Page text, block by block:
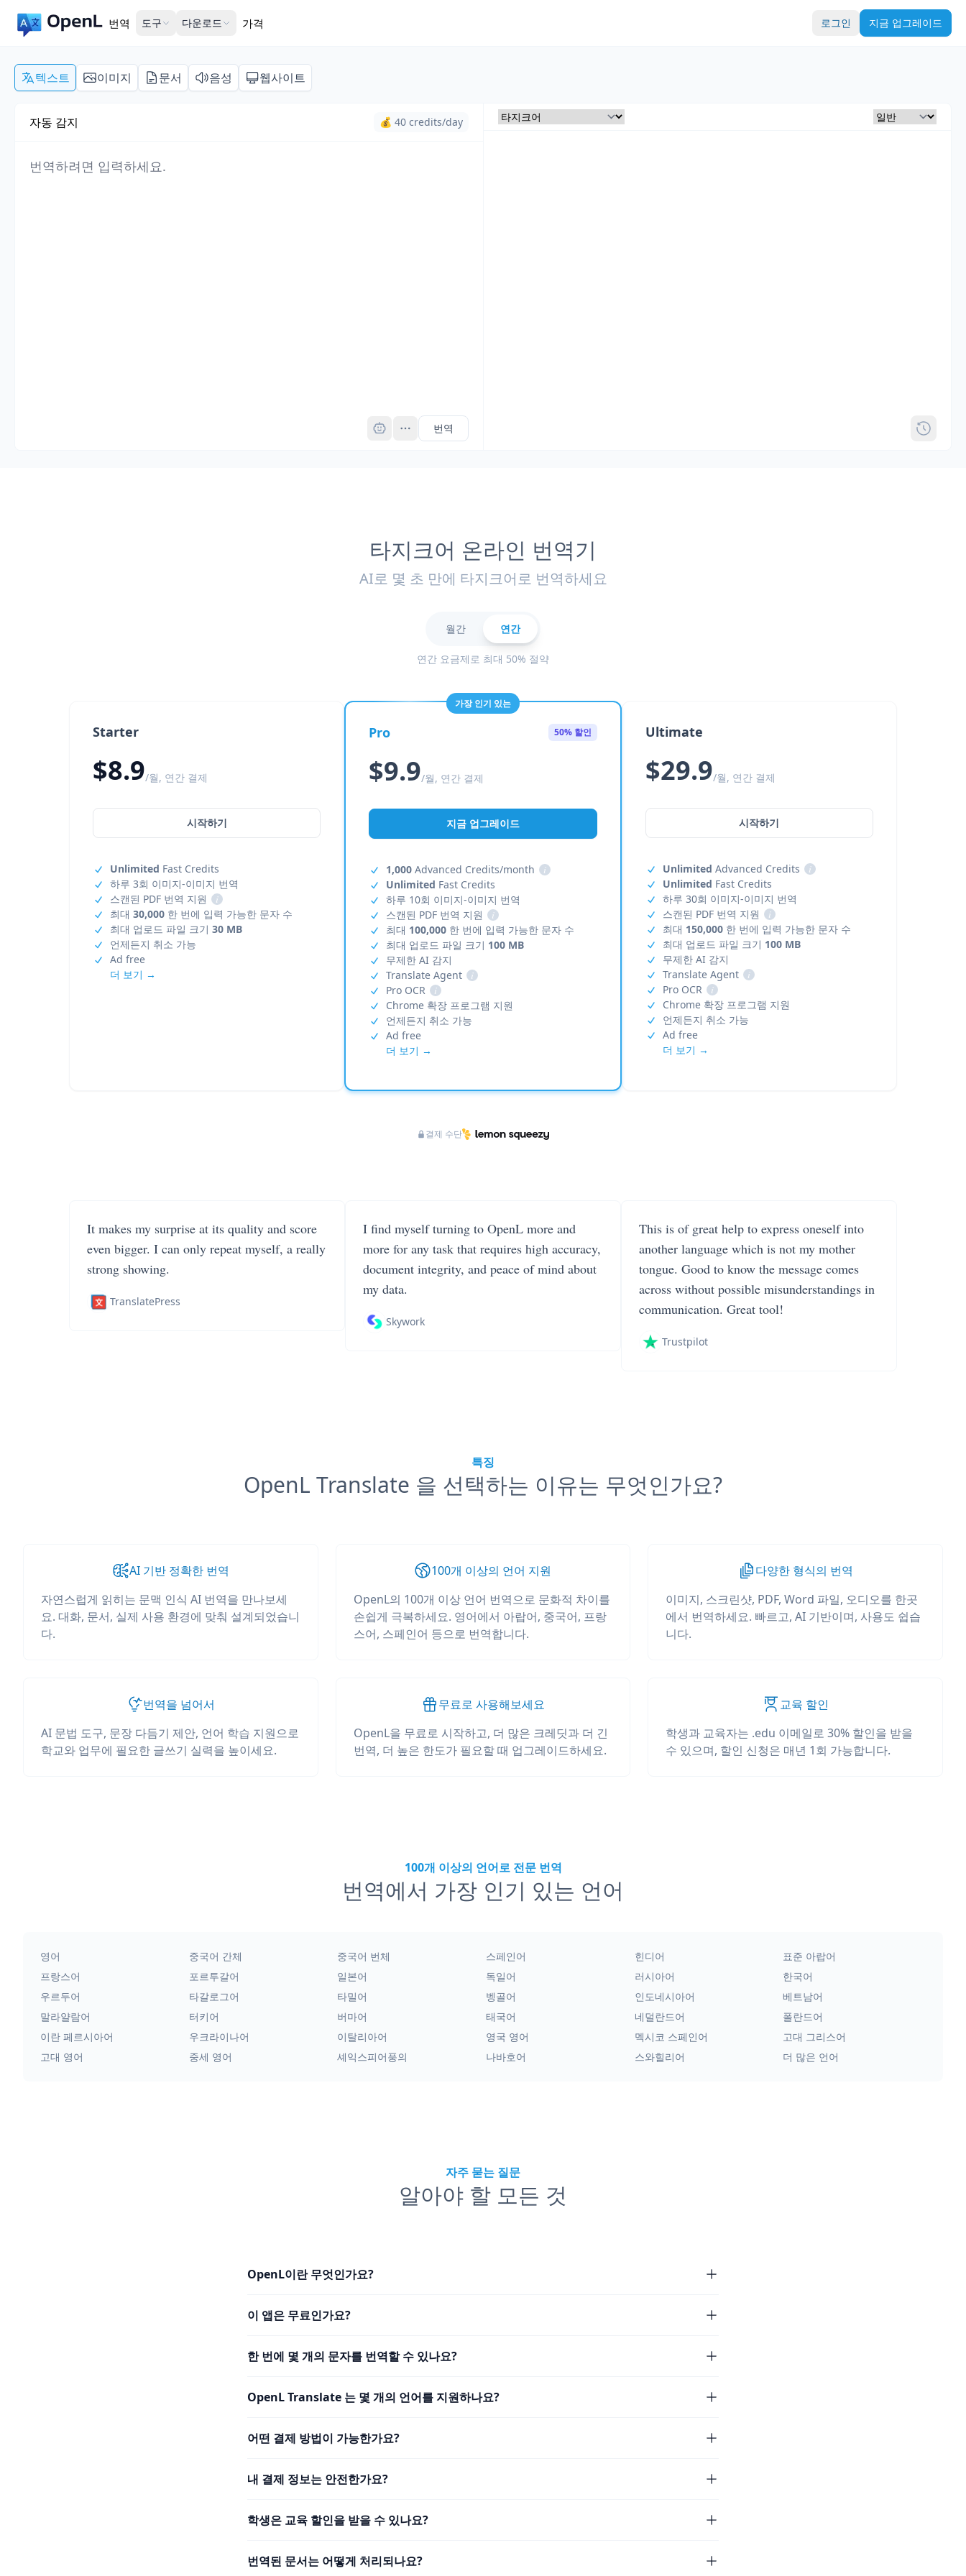
번역 도구 다운로드 가격 로그인 지금 업그레이드
텍스트 이미지 문서 음성 웹사이트
자동 감지 💰 40 credits/day
번역
타지크어 온라인 번역기
AI로 몇 초 만에 타지크어로 번역하세요
월간 연간
연간 요금제로 최대 50% 절약
Starter
$8.9/월, 연간 결제
시작하기
Unlimited Fast Credits
하루 3회 이미지-이미지 번역
스캔된 PDF 번역 지원
i
최대 30,000 한 번에 입력 가능한 문자 수
최대 업로드 파일 크기 30 MB
언제든지 취소 가능
Ad free
더 보기 →
가장 인기 있는
Pro 50% 할인
$9.9/월, 연간 결제
지금 업그레이드
1,000 Advanced Credits/month
i
Unlimited Fast Credits
하루 10회 이미지-이미지 번역
스캔된 PDF 번역 지원
i
최대 100,000 한 번에 입력 가능한 문자 수
최대 업로드 파일 크기 100 MB
무제한 AI 감지
Translate Agent
i
Pro OCR
i
Chrome 확장 프로그램 지원
언제든지 취소 가능
Ad free
더 보기 →
Ultimate
$29.9/월, 연간 결제
시작하기
Unlimited Advanced Credits
i
Unlimited Fast Credits
하루 30회 이미지-이미지 번역
스캔된 PDF 번역 지원
i
최대 150,000한 번에 입력 가능한 문자 수
최대 업로드 파일 크기 100 MB
무제한 AI 감지
Translate Agent
i
Pro OCR
i
Chrome 확장 프로그램 지원
언제든지 취소 가능
Ad free
더 보기 →
결제 수단
It makes my surprise at its quality and score
even bigger. I can only repeat myself, a really
strong showing.
TranslatePress
I find myself turning to OpenL more and
more for any task that requires high accuracy,
document integrity, and peace of mind about
my data.
Skywork
This is of great help to express oneself into
another language which is not my mother
tongue. Good to know the message comes
across without possible misunderstandings in
communication. Great tool!
Trustpilot
특징
OpenL Translate 을 선택하는 이유는 무엇인가요?
AI 기반 정확한 번역
자연스럽게 읽히는 문맥 인식 AI 번역을 만나보세
요. 대화, 문서, 실제 사용 환경에 맞춰 설계되었습니
다.
100개 이상의 언어 지원
OpenL의 100개 이상 언어 번역으로 문화적 차이를
손쉽게 극복하세요. 영어에서 아랍어, 중국어, 프랑
스어, 스페인어 등으로 번역합니다.
다양한 형식의 번역
이미지, 스크린샷, PDF, Word 파일, 오디오를 한곳
에서 번역하세요. 빠르고, AI 기반이며, 사용도 쉽습
니다.
번역을 넘어서
AI 문법 도구, 문장 다듬기 제안, 언어 학습 지원으로
학교와 업무에 필요한 글쓰기 실력을 높이세요.
무료로 사용해보세요
OpenL을 무료로 시작하고, 더 많은 크레딧과 더 긴
번역, 더 높은 한도가 필요할 때 업그레이드하세요.
교육 할인
학생과 교육자는 .edu 이메일로 30% 할인을 받을
수 있으며, 할인 신청은 매년 1회 가능합니다.
100개 이상의 언어로 전문 번역
번역에서 가장 인기 있는 언어
영어 중국어 간체 중국어 번체 스페인어 힌디어
표준 아랍어
프랑스어
포르투갈어 일본어 독일어 러시아어
한국어
우르두어
타갈로그어 타밀어 벵골어 인도네시아어
베트남어
말라얄람어
터키어 버마어 태국어 네덜란드어
폴란드어
이란 페르시아어
우크라이나어 이탈리아어 영국 영어 멕시코 스페인어
고대 그리스어
고대 영어
중세 영어 셰익스피어풍의 나바호어 스와힐리어 더 많은 언어
자주 묻는 질문
알아야 할 모든 것
OpenL이란 무엇인가요?
이 앱은 무료인가요?
한 번에 몇 개의 문자를 번역할 수 있나요?
OpenL Translate 는 몇 개의 언어를 지원하나요?
어떤 결제 방법이 가능한가요?
내 결제 정보는 안전한가요?
학생은 교육 할인을 받을 수 있나요?
번역된 문서는 어떻게 처리되나요?